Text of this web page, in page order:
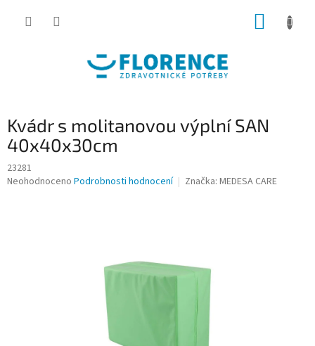
Kvádr s molitanovou výplní SAN
40x40x30cm
23281
Průměrné
Neohodnoceno Podrobnosti hodnocení Značka: MEDESA CARE